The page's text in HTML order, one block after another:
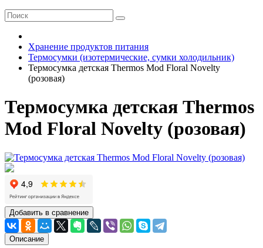
Хранение продуктов питания
Термосумки (изотермические, сумки холодильник)
Термосумка детская Thermos Mod Floral Novelty
(розовая)
Термосумка детская Thermos
Mod Floral Novelty (розовая)
Добавить в сравнение
Описание